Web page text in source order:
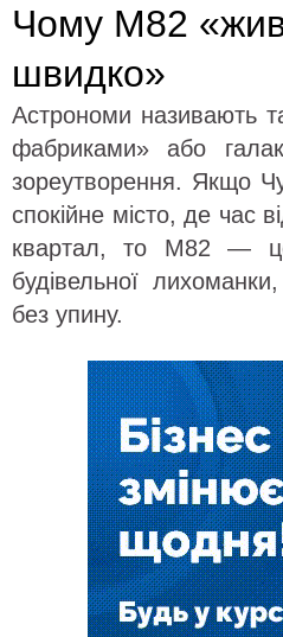
Чому M82
швидко»
Астрономи називають
фабриками» або
зореутворення. Якщо
спокійне місто, де час
квартал, то M82 —
будівельної
без упину.